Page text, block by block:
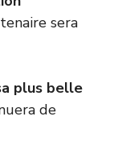
sera
plus belle
de